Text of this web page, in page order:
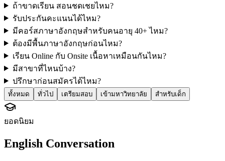
ถ้าขาดเรียน สอนชดเชยไหม?
รับประกันคะแนนได้ไหม?
มีคอร์สภาษาอังกฤษสำหรับคนอายุ 40+ ไหม?
ต้องมีพื้นภาษาอังกฤษก่อนไหม?
เรียน Online กับ Onsite เนื้อหาเหมือนกันไหม?
มีสาขาที่ไหนบ้าง?
ปรึกษาก่อนสมัครได้ไหม?
ทั้งหมด ทั่วไป เตรียมสอบ เข้ามหาวิทยาลัย สำหรับเด็ก
ยอดนิยม
English Conversation